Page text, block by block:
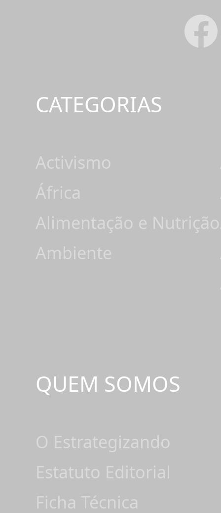
CATEGORIAS
Activismo
África
Alimentação e Nutrição
Ambiente
QUEM SOMOS
O Estrategizando
Estatuto Editorial
Ficha Técnica